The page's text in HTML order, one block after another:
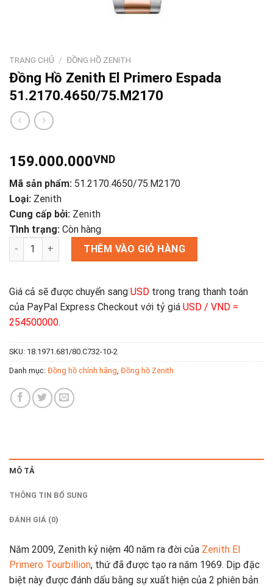
TRANG CHỦ / ĐỒNG HỒ ZENITH
Đồng Hồ Zenith El Primero Espada
51.2170.4650/75.M2170
159.000.000VND
Mã sản phẩm: 51.2170.4650/75.M2170
Loại: Zenith
Cung cấp bởi: Zenith
Tình trạng: Còn hàng
Đồng Hồ Zenith El Primero Espada 51.2170.4650/75.M2170 số
THÊM VÀO GIỎ HÀNG
Giá cả sẽ được chuyển sang USD trong trang thanh toán
của PayPal Express Checkout với tỷ giá USD / VND =
254500000.
SKU: 18.1971.681/80.C732-10-2
Danh mục: Đồng hồ chính hãng, Đồng hồ Zenith
MÔ TẢ
THÔNG TIN BỔ SUNG
ĐÁNH GIÁ (0)
Năm 2009, Zenith kỷ niệm 40 năm ra đời của Zenith El
Primero Tourbillion, thứ đã được tạo ra năm 1969. Dịp đặc
biệt này được đánh dấu bằng sự xuất hiện của 2 phiên bản